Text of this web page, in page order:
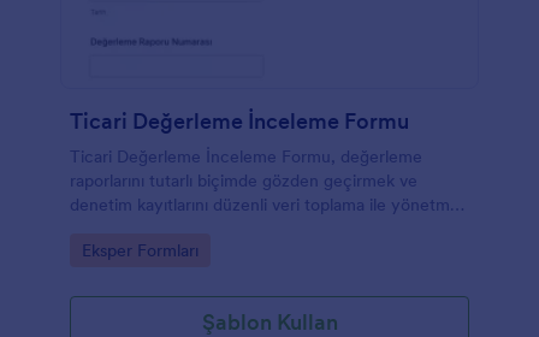
Ticari Değerleme İnceleme Formu
Ticari Değerleme İnceleme Formu, değerleme
raporlarını tutarlı biçimde gözden geçirmek ve
denetim kayıtlarını düzenli veri toplama ile yönetmek
Go to Category:
Eksper Formları
Şablon Kullan